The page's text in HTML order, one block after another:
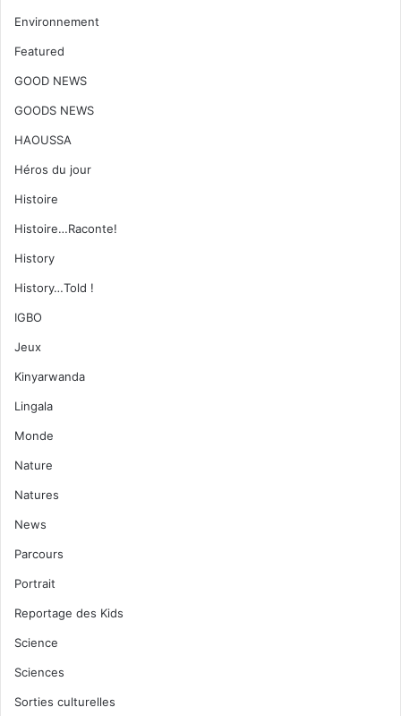
Environnement
Featured
GOOD NEWS
GOODS NEWS
HAOUSSA
Héros du jour
Histoire
Histoire…Raconte!
History
History…Told !
IGBO
Jeux
Kinyarwanda
Lingala
Monde
Nature
Natures
News
Parcours
Portrait
Reportage des Kids
Science
Sciences
Sorties culturelles